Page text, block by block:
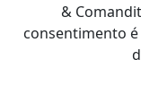
&
consentimento